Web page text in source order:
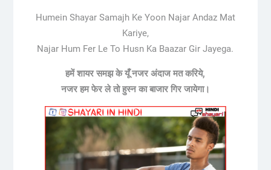
Humein Shayar Samajh Ke Yoon Najar Andaz Mat
Kariye,
Najar Hum Fer Le To Husn Ka Baazar Gir Jayega.
हमें शायर समझ के यूँ नजर अंदाज मत करिये,
नजर हम फेर ले तो हुस्न का बाजार गिर जायेगा।